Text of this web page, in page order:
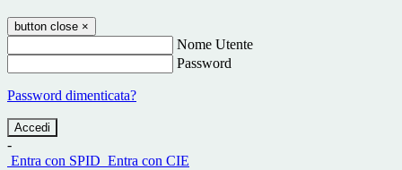
button close ×
Nome Utente
Password
Password dimenticata?
-
Entra con SPID Entra con CIE